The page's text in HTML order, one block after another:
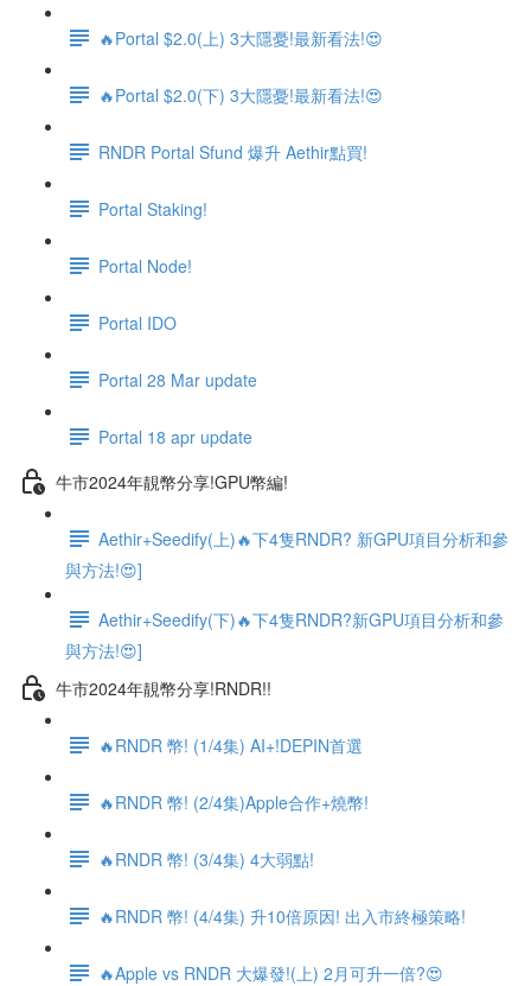
🔥Portal $2.0(上) 3大隱憂!最新看法!😍
🔥Portal $2.0(下) 3大隱憂!最新看法!😍
RNDR Portal Sfund 爆升 Aethir點買!
Portal Staking!
Portal Node!
Portal IDO
Portal 28 Mar update
Portal 18 apr update
牛市2024年靚幣分享!GPU幣編!
Aethir+Seedify(上)🔥下4隻RNDR? 新GPU項目分析和參
與方法!😍]
Aethir+Seedify(下)🔥下4隻RNDR?新GPU項目分析和參
與方法!😍]
牛市2024年靚幣分享!RNDR!!
🔥RNDR 幣! (1/4集) AI+!DEPIN首選
🔥RNDR 幣! (2/4集)Apple合作+燒幣!
🔥RNDR 幣! (3/4集) 4大弱點!
🔥RNDR 幣! (4/4集) 升10倍原因! 出入市終極策略!
🔥Apple vs RNDR 大爆發!(上) 2月可升一倍?😍